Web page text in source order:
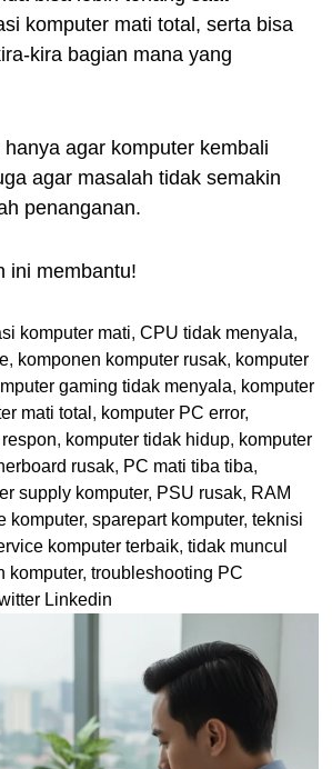
komputer mati total, serta bisa
kira bagian mana yang
agar komputer kembali
agar masalah tidak semakin
penanganan.
ini membantu!
komputer mati, CPU tidak menyala,
, komponen komputer rusak, komputer
gaming tidak menyala, komputer
mati total , komputer PC error,
, komputer tidak hidup, komputer
rusak, PC mati tiba tiba,
supply komputer, PSU rusak, RAM
komputer, sparepart komputer, teknisi
komputer terbaik, tidak muncul
komputer, troubleshooting PC
Linkedin